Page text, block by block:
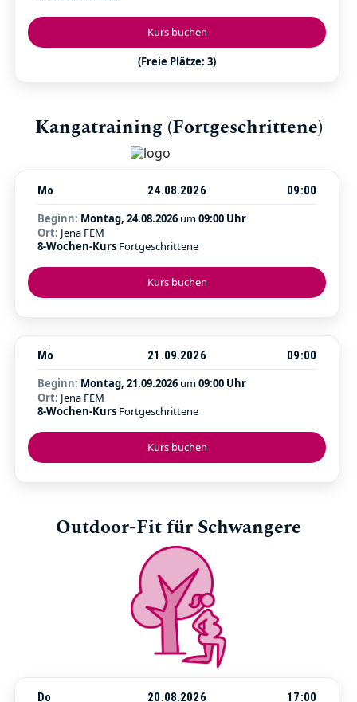
Kurs buchen
(Freie Plätze: 3)
Kangatraining (Fortgeschrittene)
Kurs buchen
Mo 24.08.2026
09:00
Beginn: Montag, 24.08.2026 um09:00 Uhr
Ort: Jena FEM
8-Wochen-Kurs Fortgeschrittene
Kurs buchen
Mo 21.09.2026
09:00
Beginn: Montag, 21.09.2026 um09:00 Uhr
Ort: Jena FEM
8-Wochen-Kurs Fortgeschrittene
Outdoor-Fit für Schwangere
Do 20.08.2026 17:00